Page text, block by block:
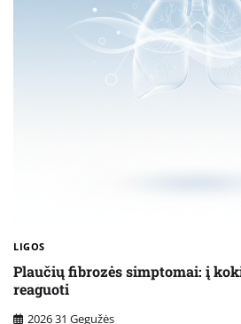
LIGOS
Plaučių fibrozės simptomai: į
reaguoti
2026 31 Gegužės